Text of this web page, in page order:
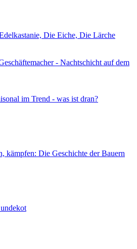
Die Eiche, Die Lärche
- Nachtschicht auf dem
im Trend - was ist dran?
kämpfen: Die Geschichte der Bauern